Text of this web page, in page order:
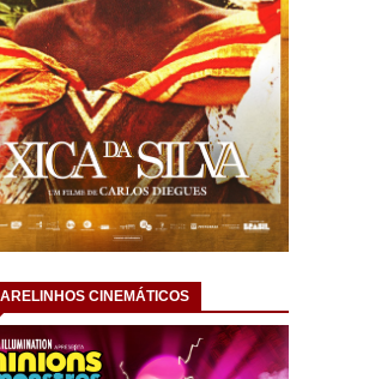
CINEMÁTICOS